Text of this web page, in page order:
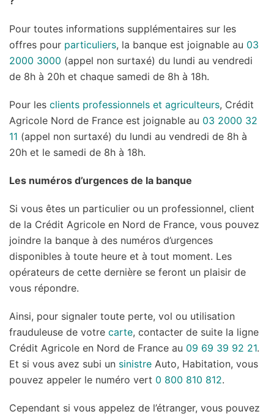
Pour toutes informations supplémentaires sur les
offres pour particuliers, la banque est joignable au 03
2000 3000 (appel non surtaxé) du lundi au vendredi
de 8h à 20h et chaque samedi de 8h à 18h.
Pour les clients professionnels et agriculteurs, Crédit
Agricole Nord de France est joignable au 03 2000 32
11 (appel non surtaxé) du lundi au vendredi de 8h à
20h et le samedi de 8h à 18h.
Les numéros d’urgences de la banque
Si vous êtes un particulier ou un professionnel, client
de la Crédit Agricole en Nord de France, vous pouvez
joindre la banque à des numéros d’urgences
disponibles à toute heure et à tout moment. Les
opérateurs de cette dernière se feront un plaisir de
vous répondre.
Ainsi, pour signaler toute perte, vol ou utilisation
frauduleuse de votre carte, contacter de suite la ligne
Crédit Agricole en Nord de France au 09 69 39 92 21.
Et si vous avez subi un sinistre Auto, Habitation, vous
pouvez appeler le numéro vert 0 800 810 812.
Cependant si vous appelez de l’étranger, vous pouvez